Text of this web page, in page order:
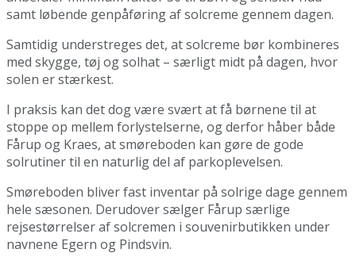
samt løbende genpåføring af solcreme gennem dagen.
Samtidig understreges det, at solcreme bør kombineres
med skygge, tøj og solhat – særligt midt på dagen, hvor
solen er stærkest.
I praksis kan det dog være svært at få børnene til at
stoppe op mellem forlystelserne, og derfor håber både
Fårup og Kraes, at smøreboden kan gøre de gode
solrutiner til en naturlig del af parkoplevelsen.
Smøreboden bliver fast inventar på solrige dage gennem
hele sæsonen. Derudover sælger Fårup særlige
rejsestørrelser af solcremen i souvenirbutikken under
navnene Egern og Pindsvin.